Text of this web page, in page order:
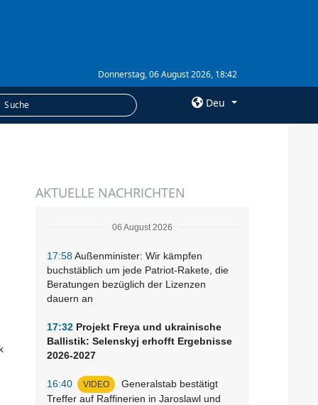
Donnerstag, 06 August 2026, 18:42
Deu
Abonnement
AKTUELLE NACHRICHTEN
06 August 2026
17:58Außenminister: Wir kämpfen
buchstäblich um jede Patriot-Rakete, die
Beratungen bezüglich der Lizenzen
dauern an
17:32 Projekt Freya und ukrainische
Ballistik: Selenskyj erhofft Ergebnisse
2026-2027
16:40 VIDEO
Generalstab bestätigt
Treffer auf Raffinerien in Jaroslawl und